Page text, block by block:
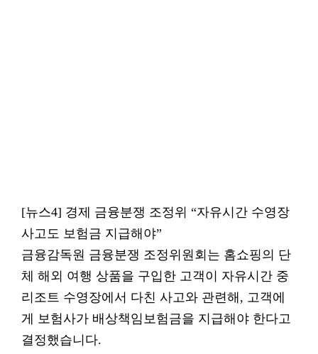
[뉴스4] 경제 금융분쟁 조정위 “자유시간 수영장
사고도 보험금 지급해야”
금융감독원 금융분쟁 조정위원회는 홈쇼핑의 단
체 해외 여행 상품을 구입한 고객이 자유시간 중
리조트 수영장에서 다친 사고와 관련해, 고객에
게 보험사가 배상책임보험금을 지급해야 한다고
결정했습니다.